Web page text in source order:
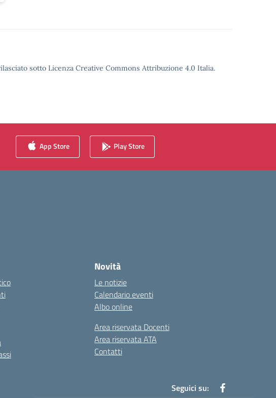
sotto Licenza Creative Commons Attribuzione 4.0 Italia.
App Store Play Store
Novità
Le notizie
Calendario eventi
Albo online
Area riservata Docenti
Area riservata ATA
Contatti
Seguici su: